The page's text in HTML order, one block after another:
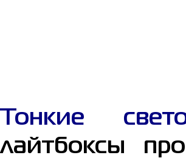
Тонкие
лайтбоксы